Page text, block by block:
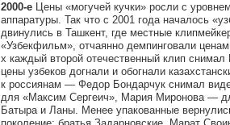
2000-еЦены «могучей кучки» росли с
аппаратуры. Так что с 2001 года началось
двинулись в Ташкент, где местные
«Узбекфильм», отчаянно демпинговали
х каждый второй отечественный клип
цены узбеков догнали и обогнали
к россиянам — Федор Бондарчук снимал
для «Максим Сергеич», Мария Миронова —
Батыра и Ланы. Менее упакованные